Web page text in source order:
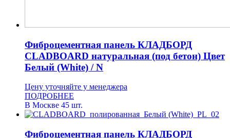
Фиброцементная панель КЛАДБОРД
CLADBOARD натуральная (под бетон) Цвет
Белый (White) / N
Цену уточняйте у менеджера
ПОДРОБНЕЕ
В Москве 45 шт.
Фиброцементная панель КЛАДБОРД